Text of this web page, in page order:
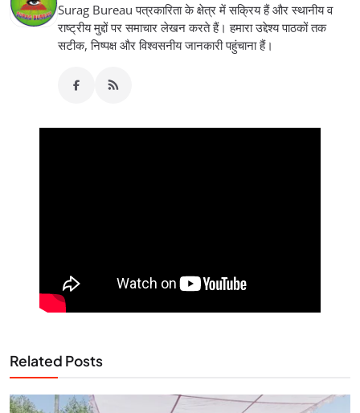
Surag Bureau पत्रकारिता के क्षेत्र में सक्रिय हैं और स्थानीय व
राष्ट्रीय मुद्दों पर समाचार लेखन करते हैं। हमारा उद्देश्य पाठकों तक
सटीक, निष्पक्ष और विश्वसनीय जानकारी पहुंचाना हैं।
Related Posts